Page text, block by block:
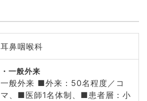
耳鼻咽喉科
一般外来
一般外来 ■外来：50名程度／コ
マ、■医師1名体制、■患者層：小